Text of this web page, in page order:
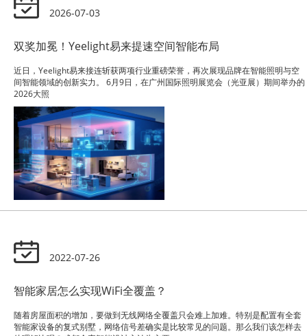
2026-07-03
双奖加冕！Yeelight易来提速空间智能布局
近日，Yeelight易来接连斩获两项行业重磅荣誉，再次展现品牌在智能照明与空
间智能领域的创新实力。 6月9日，在广州国际照明展览会（光亚展）期间举办的
2026大照
2022-07-26
智能家居怎么实现WiFi全覆盖？
随着房屋面积的增加，要做到无线网络全覆盖只会难上加难。特别是配置有全套
智能家设备的复式别墅，网络信号差确实是比较常见的问题。那么我们该怎样去